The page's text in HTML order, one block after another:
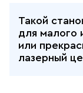
Такой
для малого
или
лазерный